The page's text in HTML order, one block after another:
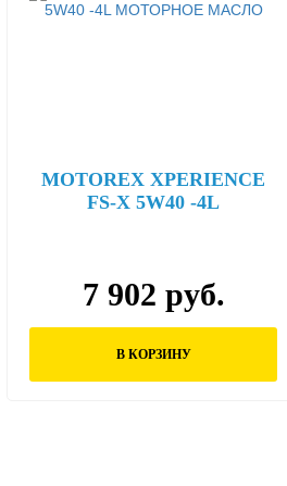
MOTOREX XPERIENCE
FS-X 5W40 -4L
7 902 руб.
В КОРЗИНУ